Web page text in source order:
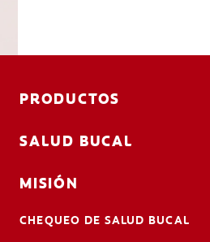
PRODUCTOS
SALUD BUCAL
MISIÓN
CHEQUEO DE SALUD BUCAL